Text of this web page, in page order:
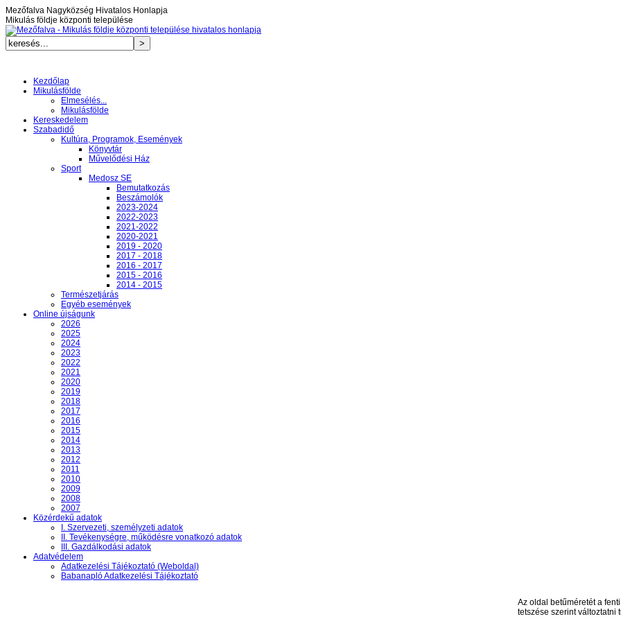
Mezőfalva Nagyközség Hivatalos Honlapja
Mikulás földje központi települése
Kezdőlap
Mikulásfölde
Elmesélés...
Mikulásfölde
Kereskedelem
Szabadidő
Kultúra, Programok, Események
Könyvtár
Művelődési Ház
Sport
Medosz SE
Bemutatkozás
Beszámolók
2023-2024
2022-2023
2021-2022
2020-2021
2019 - 2020
2017 - 2018
2016 - 2017
2015 - 2016
2014 - 2015
Természetjárás
Egyéb események
Online újságunk
2026
2025
2024
2023
2022
2021
2020
2019
2018
2017
2016
2015
2014
2013
2012
2011
2010
2009
2008
2007
Közérdekű adatok
I. Szervezeti, személyzeti adatok
II. Tevékenységre, működésre vonatkozó adatok
III. Gazdálkodási adatok
Adatvédelem
Adatkezelési Tájékoztató (Weboldal)
Babanapló Adatkezelési Tájékoztató
Az oldal betűméretét a
tetszése szerint változtatni